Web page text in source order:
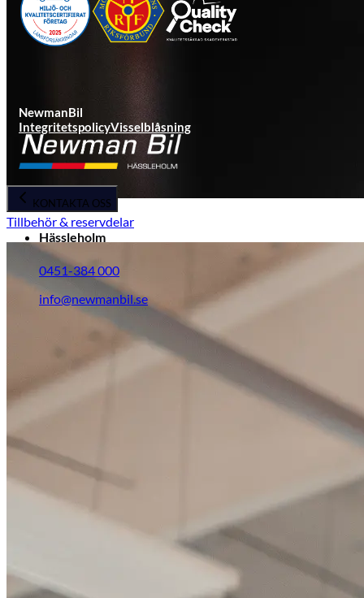
Tillbehör & reservdelar
NewmanBil
IntegritetspolicyVisselblåsning
KONTAKTA OSS
Hässleholm
0451-384 000
info@newmanbil.se